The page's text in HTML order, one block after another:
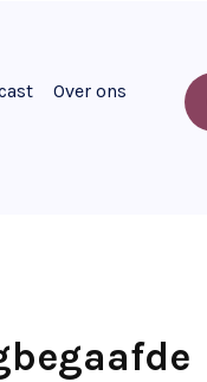
Over ons